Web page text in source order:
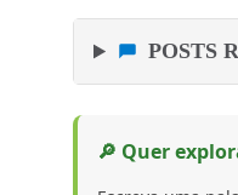
POSTS
🔎 Quer